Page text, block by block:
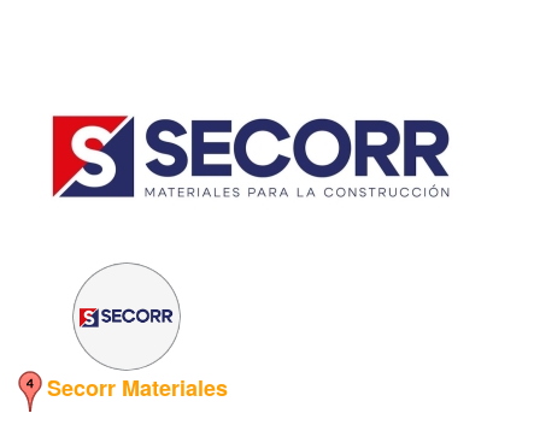
Secorr Materiales